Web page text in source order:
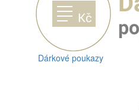
Dárkové poukazy